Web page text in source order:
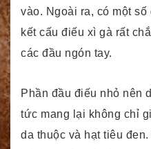
vào. Ngoài ra, có một
kết cấu điếu xì gà rất
các đầu ngón tay.
Phần đầu điếu nhỏ nên
tức mang lại không chỉ
da thuộc và hạt tiêu